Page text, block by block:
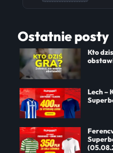
Ostatnie posty
Kto
Lech –